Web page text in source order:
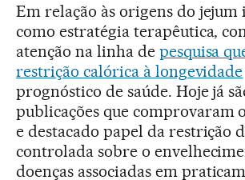
Em relação às origens do
como estratégia terapêutica,
atenção na linha de pesquisa
restrição calórica à longevidade
prognóstico de saúde. Hoje já
publicações que comprovaram
e destacado papel da restrição
controlada sobre o
doenças associadas em